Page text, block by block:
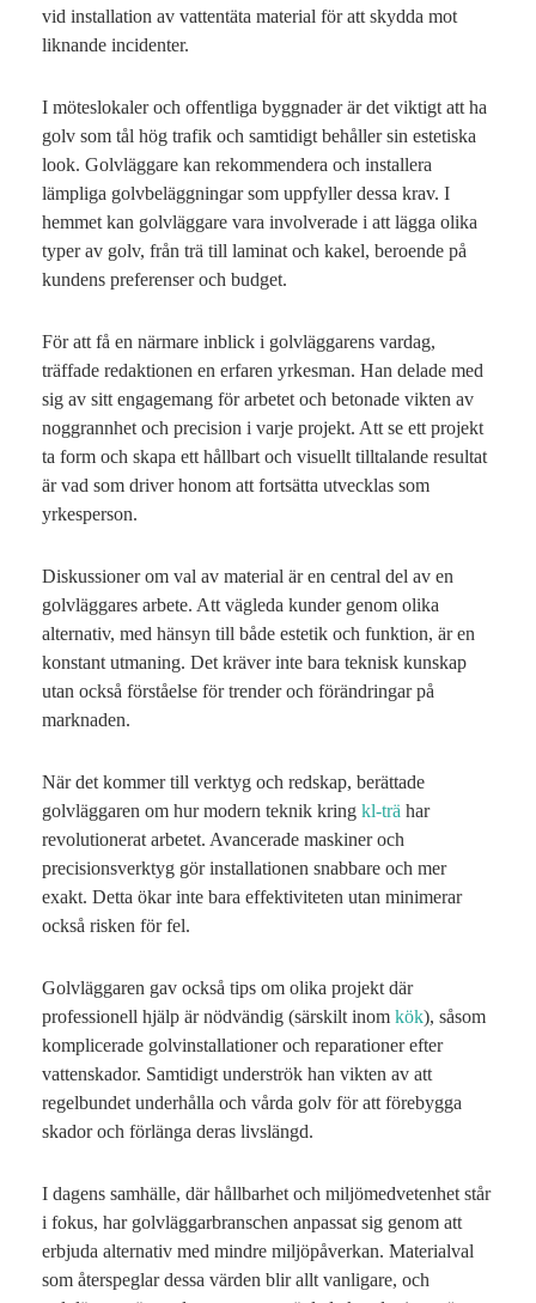
vid installation av vattentäta material för att skydda mot
liknande incidenter.
I möteslokaler och offentliga byggnader är det viktigt att ha
golv som tål hög trafik och samtidigt behåller sin estetiska
look. Golvläggare kan rekommendera och installera
lämpliga golvbeläggningar som uppfyller dessa krav. I
hemmet kan golvläggare vara involverade i att lägga olika
typer av golv, från trä till laminat och kakel, beroende på
kundens preferenser och budget.
För att få en närmare inblick i golvläggarens vardag,
träffade redaktionen en erfaren yrkesman. Han delade med
sig av sitt engagemang för arbetet och betonade vikten av
noggrannhet och precision i varje projekt. Att se ett projekt
ta form och skapa ett hållbart och visuellt tilltalande resultat
är vad som driver honom att fortsätta utvecklas som
yrkesperson.
Diskussioner om val av material är en central del av en
golvläggares arbete. Att vägleda kunder genom olika
alternativ, med hänsyn till både estetik och funktion, är en
konstant utmaning. Det kräver inte bara teknisk kunskap
utan också förståelse för trender och förändringar på
marknaden.
När det kommer till verktyg och redskap, berättade
golvläggaren om hur modern teknik kring kl-trä har
revolutionerat arbetet. Avancerade maskiner och
precisionsverktyg gör installationen snabbare och mer
exakt. Detta ökar inte bara effektiviteten utan minimerar
också risken för fel.
Golvläggaren gav också tips om olika projekt där
professionell hjälp är nödvändig (särskilt inom kök), såsom
komplicerade golvinstallationer och reparationer efter
vattenskador. Samtidigt underströk han vikten av att
regelbundet underhålla och vårda golv för att förebygga
skador och förlänga deras livslängd.
I dagens samhälle, där hållbarhet och miljömedvetenhet står
i fokus, har golvläggarbranschen anpassat sig genom att
erbjuda alternativ med mindre miljöpåverkan. Materialval
som återspeglar dessa värden blir allt vanligare, och